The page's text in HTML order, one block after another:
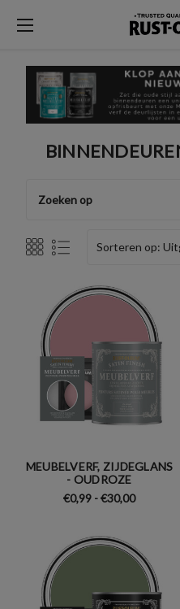
Zoeken op
Sorteren op:
MEUBELVERF, ZIJDEGLANS
- OUDROZE
€0,99 - €30,00